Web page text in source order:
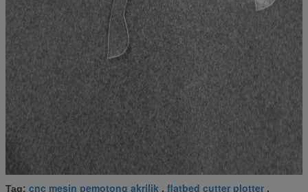
Tag: cnc mesin pemotong akrilik , flatbed cutter plotter ,